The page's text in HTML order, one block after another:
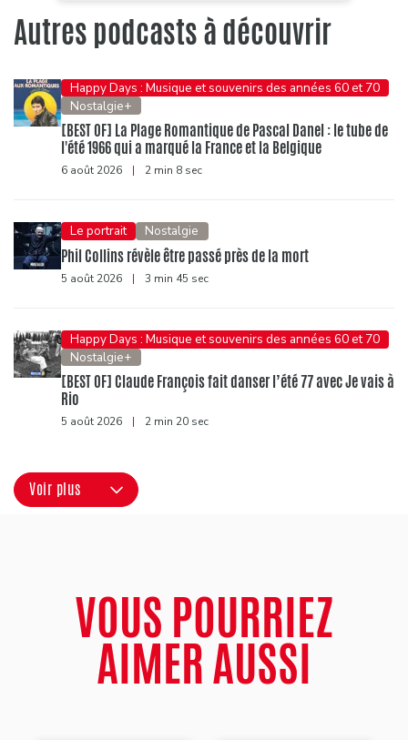
Autres podcasts à découvrir
Happy Days : Musique et souvenirs des années 60 et 70
Nostalgie+
[BEST OF] La Plage Romantique de Pascal Danel : le tube de
l'été 1966 qui a marqué la France et la Belgique
6 août 2026 | 2 min 8 sec
Le portrait Nostalgie
Phil Collins révèle être passé près de la mort
5 août 2026 | 3 min 45 sec
Happy Days : Musique et souvenirs des années 60 et 70
Nostalgie+
[BEST OF] Claude François fait danser l’été 77 avec Je vais à
Rio
5 août 2026 | 2 min 20 sec
Voir plus
VOUS POURRIEZ
AIMER AUSSI